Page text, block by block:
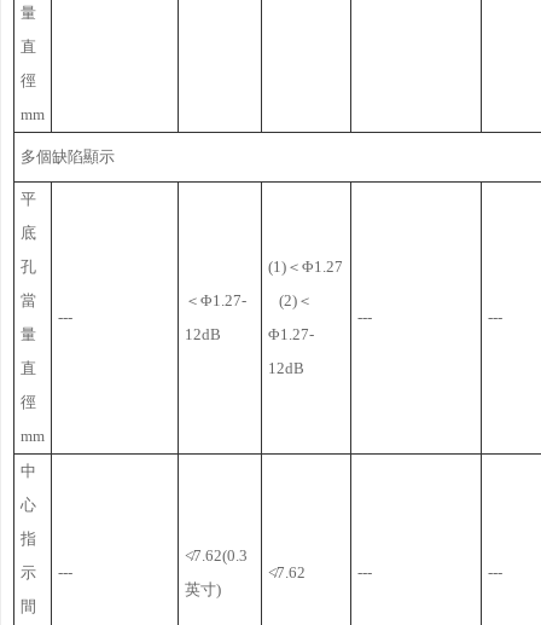
量
直
徑
mm
多個缺陷顯示
平
底
孔
當
量
直
徑
mm
---
＜Φ1.27-
12dB
(1)＜Φ1.27
(2)＜
Φ1.27-
12dB
--- ---
中
心
指
示
間
---
≮7.62(0.3
英寸)
≮7.62 --- ---